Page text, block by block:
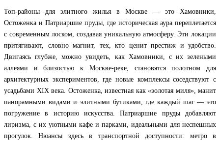
Топ-районы для элитного жилья в Москве — это Хамовники,
Остоженка и Патриаршие пруды, где историческая аура переплетается
с современным лоском, создавая уникальную атмосферу. Эти локации
притягивают, словно магнит, тех, кто ценит престиж и удобство.
Двигаясь глубже, можно увидеть, как Хамовники, с их зелеными
аллеями и близостью к Москве-реке, становятся полотном для
архитектурных экспериментов, где новые комплексы соседствуют с
усадьбами XIX века. Остоженка, известная как «золотая миля», манит
панорамными видами и элитными бутиками, где каждый шаг — это
погружение в историю искусства. Патриаршие пруды добавляют
лиризма, с их уютными кафе и парками, идеальными для неспешных
прогулок. Нюансы здесь в транспортной доступности: метро в